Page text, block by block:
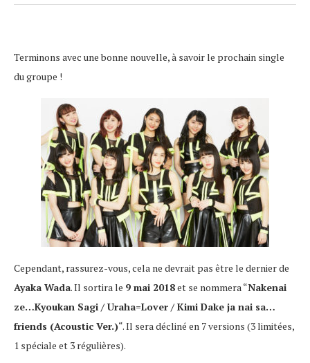
Terminons avec une bonne nouvelle, à savoir le prochain single
du groupe !
Cependant, rassurez-vous, cela ne devrait pas être le dernier de
Ayaka Wada. Il sortira le 9 mai 2018et se nommera “Nakenai
ze…Kyoukan Sagi / Uraha=Lover / Kimi Dake ja nai sa…
friends (Acoustic Ver.)“. Il sera décliné en 7 versions (3 limitées,
1 spéciale et 3 régulières).